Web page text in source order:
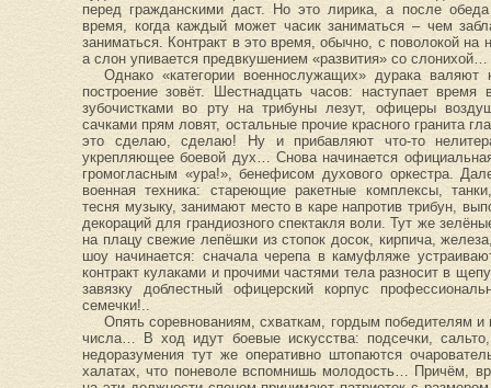
перед гражданскими даст. Но это лирика, а после
время, когда каждый может часик заниматься – чем
заниматься. Контракт в это время, обычно, с поволокой на
а слон упивается предвкушением «развития» со слонихой…
Однако «категории военнослужащих» дурака
построение зовёт. Шестнадцать часов: наступает
зубочистками во рту на трибуны лезут, офицеры
сачками прям ловят, остальные прочие красного гранита
это сделаю, сделаю! Ну и прибавляют что-то
укрепляющее боевой дух… Снова начинается
громогласным «ура!», бенефисом духового оркестра.
военная техника: стареющие ракетные комплексы,
тесня музыку, занимают место в каре напротив трибун,
декораций для грандиозного спектакля воли. Тут же
на плацу свежие лепёшки из стопок досок, кирпича,
шоу начинается: сначала черепа в камуфляже
контракт кулаками и прочими частями тела разносит в
завязку доблестный офицерский корпус
семечки!..
Опять соревнованиям, схваткам, гордым победителям
числа… В ход идут боевые искусства: подсечки,
недоразумения тут же оперативно штопаются
халатах, что поневоле вспомнишь молодость… Причём,